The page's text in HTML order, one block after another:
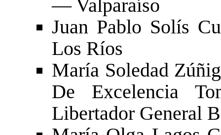
— Valparaíso
Juan Pablo Solís
Los Ríos
María Soledad
De Excelencia
Libertador General